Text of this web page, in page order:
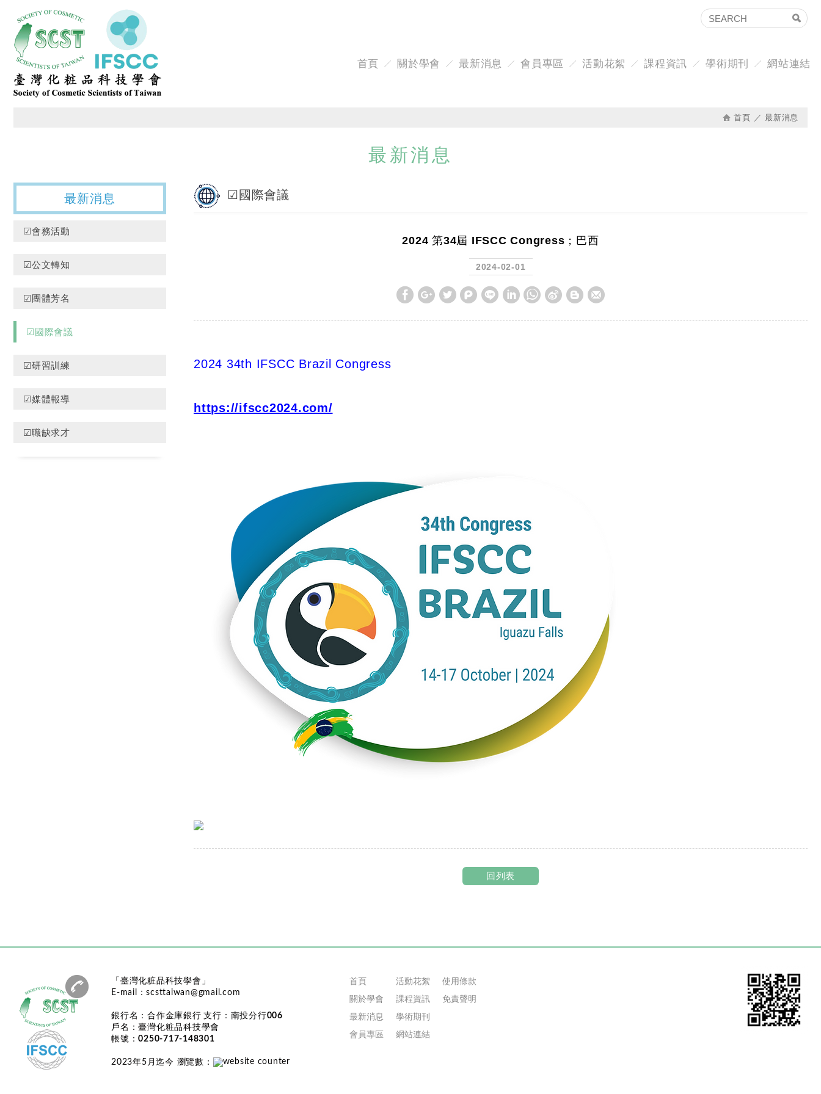
首頁 關於學會 最新消息 會員專區 活動花絮 課程資訊 學術期刊 網站連結
首頁 最新消息
最新消息
最新消息
☑會務活動
☑公文轉知
☑團體芳名
☑國際會議
☑研習訓練
☑媒體報導
☑職缺求才
☑國際會議
2024 第34屆 IFSCC Congress；巴西
2024-02-01
2024 34th IFSCC Brazil Congress
https://ifscc2024.com/
回列表
「臺灣化粧品科技學會」
E-mail：scsttaiwan@gmail.com
銀行名： 合作金庫銀行支行： 南投分行006
戶名：臺灣化粧品科技學會
帳號：0250-717-148301
2023年5月迄今 瀏覽數 ：
首頁
關於學會
最新消息
會員專區
活動花絮
課程資訊
學術期刊
網站連結
使用條款
免責聲明